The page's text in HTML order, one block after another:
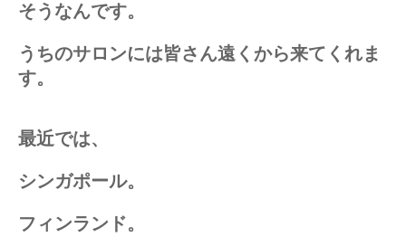
そうなんです。
うちのサロンには皆さん遠くから来てくれま
す。
最近では、
シンガポール。
フィンランド。